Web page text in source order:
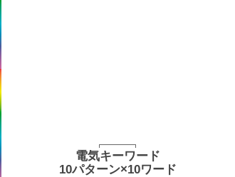
電気キーワード
10パターン×10ワード